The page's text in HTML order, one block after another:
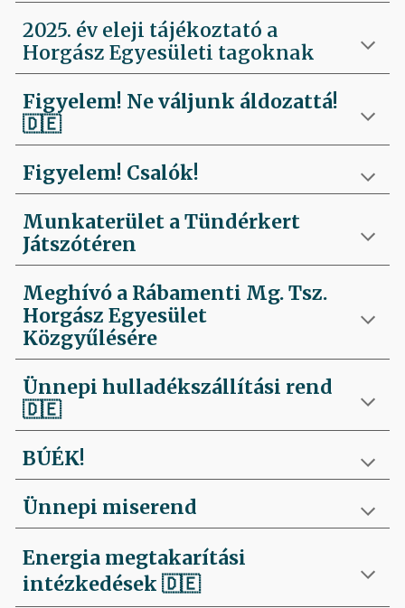
2025. év eleji tájékoztató a
Horgász Egyesületi tagoknak
Figyelem! Ne váljunk áldozattá!
🇩🇪
Figyelem! Csalók!
Munkaterület a Tündérkert
Játszótéren
Meghívó a Rábamenti Mg. Tsz.
Horgász Egyesület
Közgyűlésére
Ünnepi hulladékszállítási rend
🇩🇪
BÚÉK!
Ünnepi miserend
Energia megtakarítási
intézkedések🇩🇪